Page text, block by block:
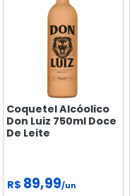
Coquetel Alcóolico
Don Luiz 750ml Doce
De Leite
R$ 89,99/un